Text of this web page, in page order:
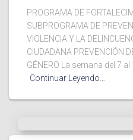
PROGRAMA DE
SUBPROGRAMA DE
VIOLENCIA Y LA
CIUDADANA PREVENCIÓN
GÉNERO La semana del 7
Continuar Leyendo…